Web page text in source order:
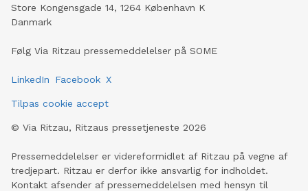
Store Kongensgade 14, 1264 København K
Danmark
Følg Via Ritzau pressemeddelelser på SOME
LinkedIn Facebook X
Tilpas cookie accept
© Via Ritzau, Ritzaus pressetjeneste 2026
Pressemeddelelser er videreformidlet af Ritzau på vegne af
tredjepart. Ritzau er derfor ikke ansvarlig for indholdet.
Kontakt afsender af pressemeddelelsen med hensyn til